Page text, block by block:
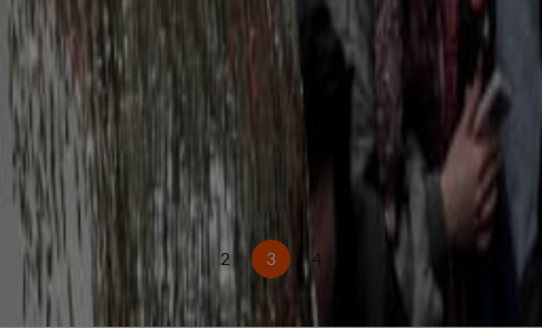
Lil Kleine grote winnaar bij FunX Awards met meerdere prijzen
21 mei, 23:11
Musical Awards Gala 2026: alles wat je moet weten
20 mei, 18:13
Podium Harry Styles in ArenA aangepast na klachten slecht zicht
20 mei, 17:42
Bezoekers Harry Styles woest over slecht zicht
17 mei, 18:52
2 3 4